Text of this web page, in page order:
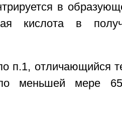
в
кислота в
п.1, отличающийся
меньшей мере 65